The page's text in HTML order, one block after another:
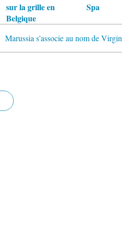
sur la grille en
Belgique
Spa